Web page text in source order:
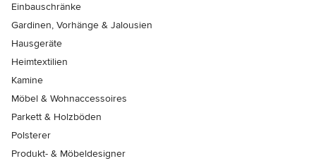
Einbauschränke
Gardinen, Vorhänge & Jalousien
Hausgeräte
Heimtextilien
Kamine
Möbel & Wohnaccessoires
Parkett & Holzböden
Polsterer
Produkt- & Möbeldesigner